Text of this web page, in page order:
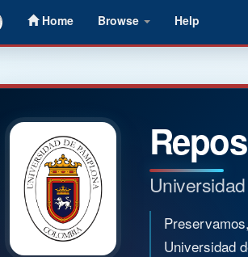
Home Browse Help
Universidad